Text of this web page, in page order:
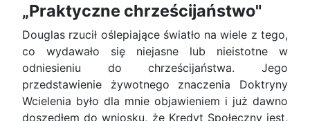
„Praktyczne chrześcijaństwo"
Douglas rzucił oślepiające światło na wiele z tego,
co wydawało się niejasne lub nieistotne w
odniesieniu do chrześcijaństwa. Jego
przedstawienie żywotnego znaczenia Doktryny
Wcielenia było dla mnie objawieniem i już dawno
doszedłem do wniosku, że Kredyt Społeczny jest,